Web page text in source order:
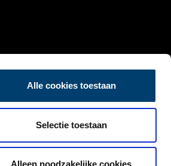
Alle cookies toestaan
Selectie toestaan
Alleen noodzakelijke cookies